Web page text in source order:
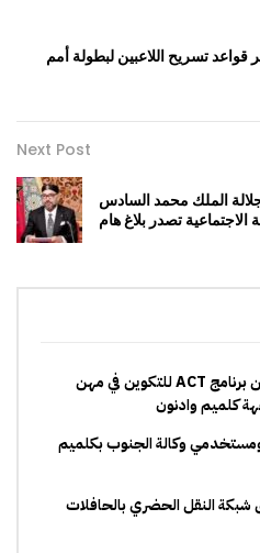
قواعد تسريح اللاعبين لبطولة أمم
Next Post
الملك محمد السادس
الاجتماعية تصدر بلاغ هام
فتح باب الترشيح للاستفادة من برنامج ACT للتكوين في مهن
كلميم وادنون
وكالة الجنوب بكلميم
النقل الحضري بالحافلات